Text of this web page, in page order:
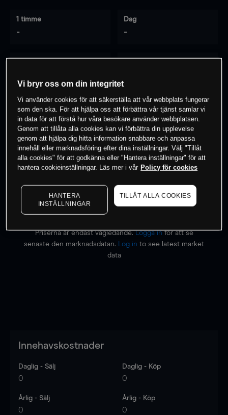
1 timme
-
Dag
-
0% av kunderna har en position i detta
instrument
Börja handla
Priserna är endast vägledande.Logga inför att se
senaste den marknadsdatan.
Log in to see latest market
data
Innehavskostnader
Daglig - Sälj
0
Daglig - Köp
0
Årlig - Sälj
0
Årlig - Köp
0
Vi bryr oss om din integritet
Vi använder cookies för att säkerställa att vår webbplats fungerar
som den ska. För att hjälpa oss att förbättra vår tjänst samlar vi
in data för att förstå hur våra besökare använder webbplatsen.
Genom att tillåta alla cookies kan vi förbättra din upplevelse
genom att hjälpa dig hitta information snabbare och anpassa
innehåll eller marknadsföring efter dina inställningar. Välj "Tillåt
alla cookies" för att godkänna eller "Hantera inställningar" för att
hantera cookieinställningar. Läs mer i vår Policy för cookies
HANTERA
INSTÄLLNINGAR
TILLÅT ALLA COOKIES